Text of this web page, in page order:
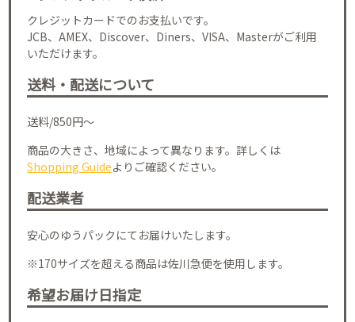
クレジットカードでのお支払いです。
JCB、AMEX、Discover、Diners、VISA、Masterがご利用
いただけます。
送料・配送について
送料/850円～
商品の大きさ、地域によって異なります。詳しくは
Shopping Guideよりご確認ください。
配送業者
安心のゆうパックにてお届けいたします。
※170サイズを超える商品は佐川急便を使用します。
希望お届け日指定